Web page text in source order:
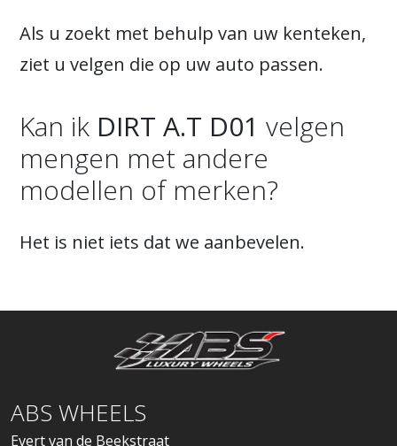
Als u zoekt met behulp van uw kenteken,
ziet u velgen die op uw auto passen.
Kan ik DIRT A.T D01 velgen
mengen met andere
modellen of merken?
Het is niet iets dat we aanbevelen.
ABS WHEELS
Evert van de Beekstraat